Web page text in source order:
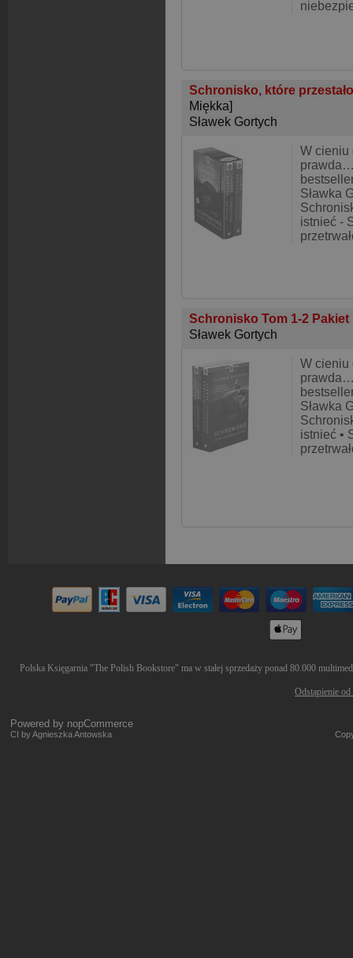
Schronisko, które
Miękka]
Sławek Gortych
W cieniu
Sławka
istnieć -
Schronisko Tom 1-2 Pakiet
Sławek Gortych
W cieniu
Sławka
istnieć •
Polska Księgarnia "The Polish Bookstore" ma w stałej sprzedaży ponad 80.000
Odstąpienie
Powered by nopCommerce
CI by Agnieszka Antowska